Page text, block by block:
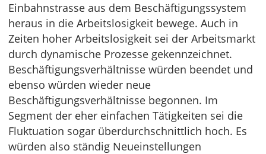
Einbahnstrasse aus dem Beschäftigungssystem
heraus in die Arbeitslosigkeit bewege. Auch in
Zeiten hoher Arbeitslosigkeit sei der Arbeitsmarkt
durch dynamische Prozesse gekennzeichnet.
Beschäftigungsverhältnisse würden beendet und
ebenso würden wieder neue
Beschäftigungsverhältnisse begonnen. Im
Segment der eher einfachen Tätigkeiten sei die
Fluktuation sogar überdurchschnittlich hoch. Es
würden also ständig Neueinstellungen